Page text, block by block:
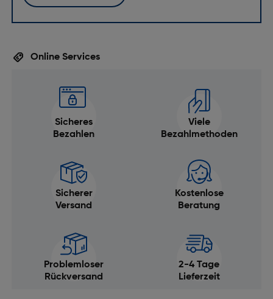
Online Services
Sicheres
Bezahlen
Viele
Bezahlmethoden
Sicherer
Versand
Kostenlose
Beratung
Problemloser
Rückversand
2-4 Tage
Lieferzeit